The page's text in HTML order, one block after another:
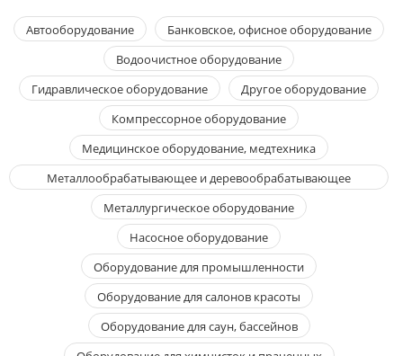
Автооборудование
Банковское, офисное оборудование
Водоочистное оборудование
Гидравлическое оборудование
Другое оборудование
Компрессорное оборудование
Медицинское оборудование, медтехника
Металлообрабатывающее и деревообрабатывающее
оборудование
Металлургическое оборудование
Насосное оборудование
Оборудование для промышленности
Оборудование для салонов красоты
Оборудование для саун, бассейнов